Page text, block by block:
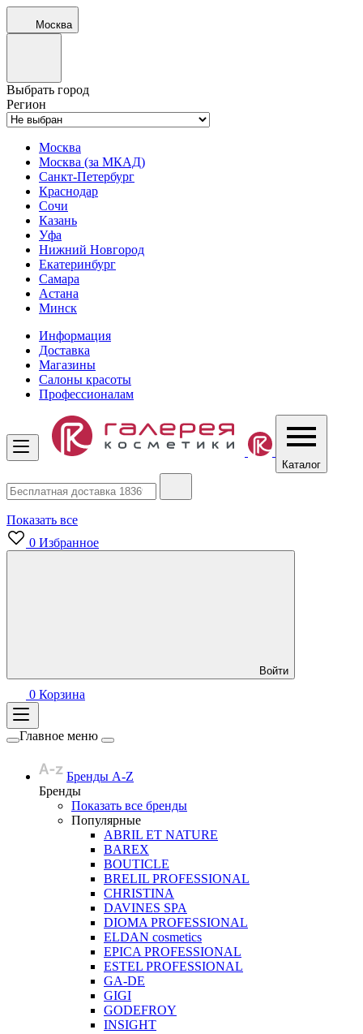
Москва
Выбрать город
Регион
Москва
Москва (за МКАД)
Санкт-Петербург
Краснодар
Сочи
Казань
Уфа
Нижний Новгород
Екатеринбург
Самара
Астана
Минск
Информация
Доставка
Магазины
Салоны красоты
Профессионалам
Каталог
Показать все
0 Избранное
Войти
0 Корзина
Главное меню
Бренды A-Z
Бренды
Показать все бренды
Популярные
ABRIL ET NATURE
BAREX
BOUTICLE
BRELIL PROFESSIONAL
CHRISTINA
DAVINES SPA
DIOMA PROFESSIONAL
ELDAN cosmetics
EPICA PROFESSIONAL
ESTEL PROFESSIONAL
GA-DE
GIGI
GODEFROY
INSIGHT